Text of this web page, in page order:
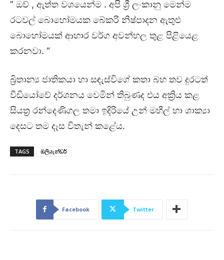
” ඔව් , ඇත්ත වශයෙන්ම . අපි ශ්‍රී ලංකානු මෙන්ම
රටවල් බොහෝමයක බේකරි නිෂ්පාදන ඇතුළු
බොහෝමයක් ආහාර වර්ග අවන්හල තුළ පිළියෙළ
කරනවා. “
බ්‍රිතාන්‍ය ජාතිකයා හා සඳැස්විගේ කතා බහ තව දුරටත්
වීඩියෝවේ දර්ශනය වෙමින් තිබුණද එය අක්‍රිය කළ
සියත්‍ර රන්දෙණිගල තමා ඉදිරියේ උන් මහීල් හා ශාක්‍යා
දෙසට තම දෑස විතැන් කළේය.
TAGS ඔලියැන්ඩර්
Facebook Twitter